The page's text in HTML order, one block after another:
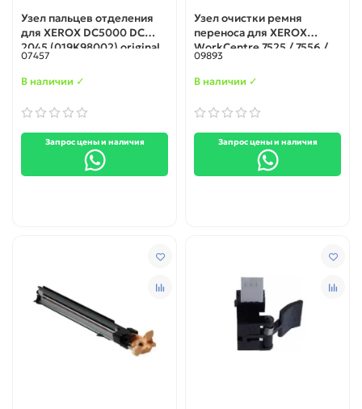
Узел пальцев отделения
для XEROX DC5000 DC
2045 (019K98002) original
07457
В наличии ✓
Запрос цены и наличия
Узел очистки ремня
переноса для XEROX
WorkCentre 7525 / 7556 /
7830 / 7855 / 7970
(C8000001R00613)
09893
В наличии ✓
Запрос цены и наличия